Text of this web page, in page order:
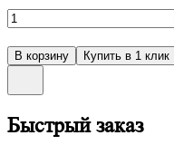
Быстрый заказ